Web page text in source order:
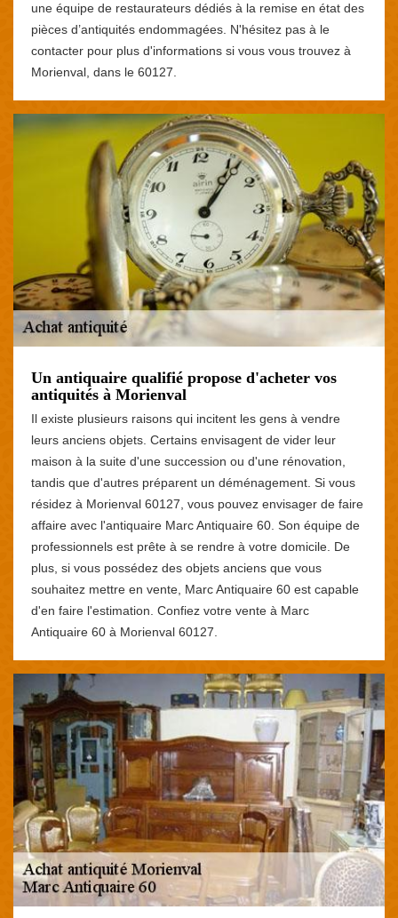
une équipe de restaurateurs dédiés à la remise en état des
pièces d’antiquités endommagées. N'hésitez pas à le
contacter pour plus d'informations si vous vous trouvez à
Morienval, dans le 60127.
Un antiquaire qualifié propose d'acheter vos
antiquités à Morienval
Il existe plusieurs raisons qui incitent les gens à vendre
leurs anciens objets. Certains envisagent de vider leur
maison à la suite d'une succession ou d'une rénovation,
tandis que d'autres préparent un déménagement. Si vous
résidez à Morienval 60127, vous pouvez envisager de faire
affaire avec l'antiquaire Marc Antiquaire 60. Son équipe de
professionnels est prête à se rendre à votre domicile. De
plus, si vous possédez des objets anciens que vous
souhaitez mettre en vente, Marc Antiquaire 60 est capable
d'en faire l'estimation. Confiez votre vente à Marc
Antiquaire 60 à Morienval 60127.